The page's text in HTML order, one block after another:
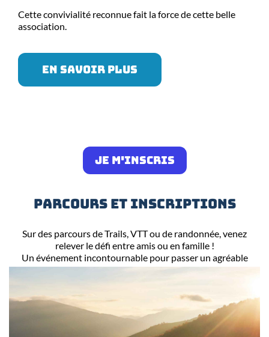
Cette convivialité reconnue fait la force de cette belle
association.
EN SAVOIR PLUS
JE M'INSCRIS
PARCOURS ET INSCRIPTIONS
Sur des parcours de Trails, VTT ou de randonnée, venez
relever le défi entre amis ou en famille !
Un événement incontournable pour passer un agréable
moment sportif dans la bonne humeur !